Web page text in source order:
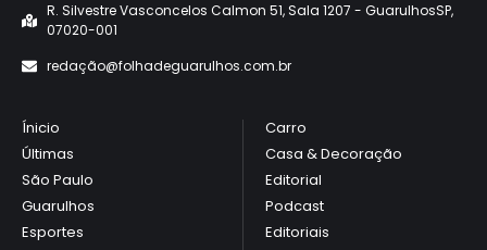
R. Silvestre Vasconcelos Calmon 51, Sala 1207 - GuarulhosSP,
07020-001
redação@folhadeguarulhos.com.br
Ínicio
Últimas
São Paulo
Guarulhos
Esportes
Carro
Casa & Decoração
Editorial
Podcast
Editoriais